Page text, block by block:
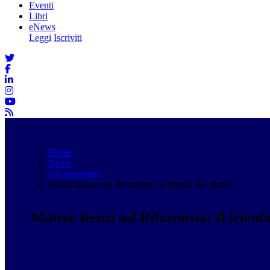
Eventi
Libri
eNews
Leggi Iscriviti
Home
News
Gli interventi
Matteo Renzi sul Riformista: Il trionfo del diritto
Matteo Renzi sul Riformista: Il